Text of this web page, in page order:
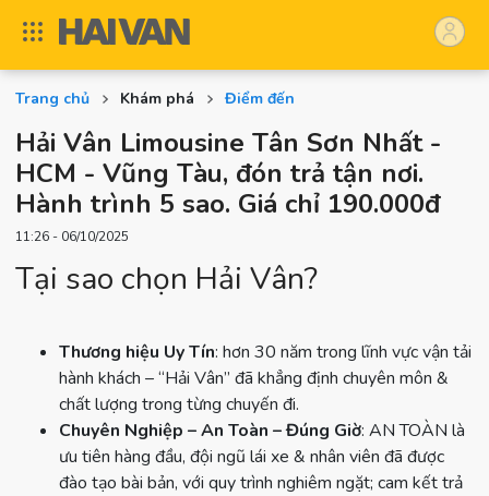
Trang chủ Khám phá Điểm đến
Hải Vân Limousine Tân Sơn Nhất -
HCM - Vũng Tàu, đón trả tận nơi.
Hành trình 5 sao. Giá chỉ 190.000đ
11:26 - 06/10/2025
Tại sao chọn Hải Vân?
Thương hiệu Uy Tín: hơn 30 năm trong lĩnh vực vận tải
hành khách – “Hải Vân” đã khẳng định chuyên môn &
chất lượng trong từng chuyến đi.
Chuyên Nghiệp – An Toàn – Đúng Giờ: AN TOÀN là
ưu tiên hàng đầu, đội ngũ lái xe & nhân viên đã được
đào tạo bài bản, với quy trình nghiêm ngặt; cam kết trả